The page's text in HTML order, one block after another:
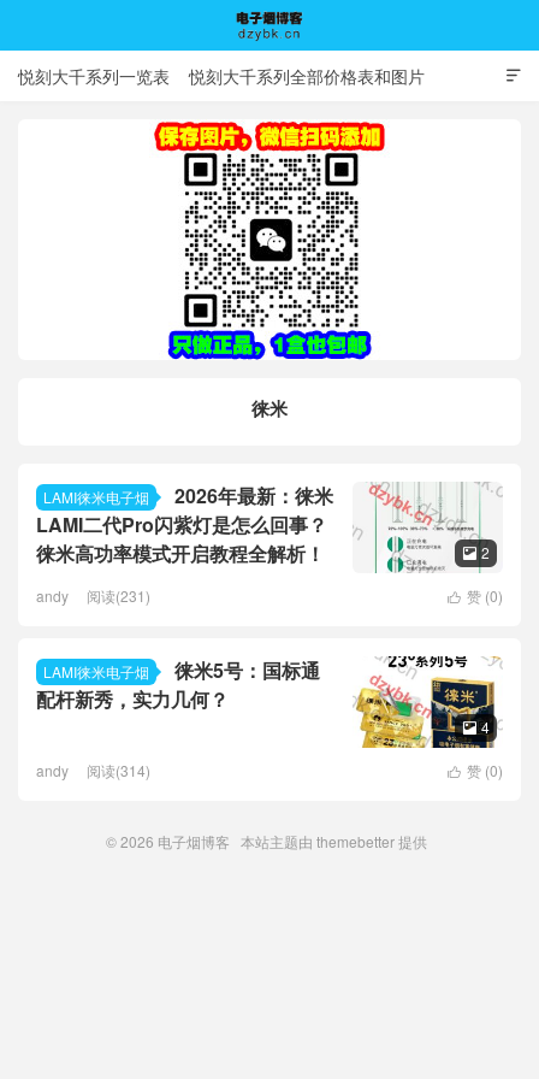
电子烟博客

悦刻大千系列一览表 悦刻大千系列全部价格表和图片
徕米
LAMI徕米电子烟
2026年最新：徕米
LAMI二代Pro闪紫灯是怎么回事？
徕米高功率模式开启教程全解析！
 2
 赞 (0)
andy 阅读(231)
LAMI徕米电子烟
徕米5号：国标通
配杆新秀，实力几何？
 4
 赞 (0)
andy 阅读(314)
© 2026 电子烟博客 本站主题由 themebetter提供